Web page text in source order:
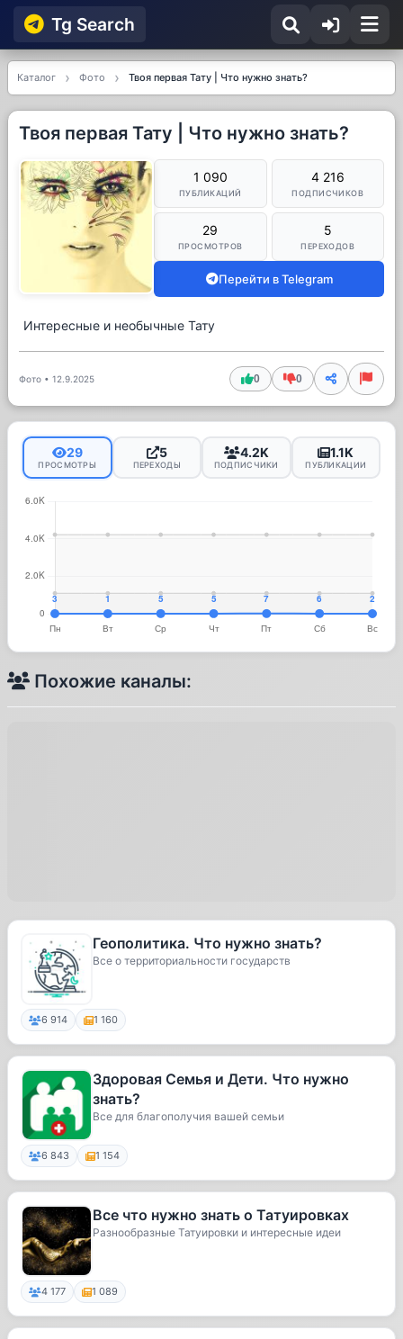
Tg Searсh
Каталог Фото Твоя первая Тату | Что нужно знать?
Твоя первая Тату | Что нужно знать?
1 090
ПУБЛИКАЦИЙ
4 216
ПОДПИСЧИКОВ
29
ПРОСМОТРОВ
5
ПЕРЕХОДОВ
Перейти в Telegram
Интересные и необычные Тату
Фото • 12.9.2025 0 0
29
ПРОСМОТРЫ
5
ПЕРЕХОДЫ
4.2K
ПОДПИСЧИКИ
1.1K
ПУБЛИКАЦИИ
Похожие каналы:
Геополитика. Что нужно знать?
Все о территориальности государств
6 914 1 160
Здоровая Семья и Дети. Что нужно
знать?
Все для благополучия вашей семьи
6 843 1 154
Все что нужно знать о Татуировках
Разнообразные Татуировки и интересные идеи
4 177 1 089